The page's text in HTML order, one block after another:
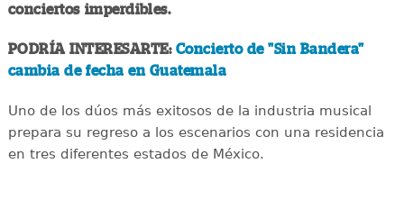
conciertos imperdibles.
PODRÍA INTERESARTE: Concierto de "Sin Bandera"
cambia de fecha en Guatemala
Uno de los dúos más exitosos de la industria musical
prepara su regreso a los escenarios con una residencia
en tres diferentes estados de México.